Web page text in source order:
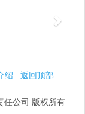
绍 返回顶部
公司 版权所有